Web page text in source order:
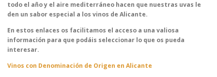
todo el año y el aire mediterráneo hacen que nuestras uvas le
den un sabor especial a los vinos de Alicante.
En estos enlaces os facilitamos el acceso a una valiosa
información para que podáis seleccionar lo que os pueda
interesar.
Vinos con Denominación de Origen en Alicante